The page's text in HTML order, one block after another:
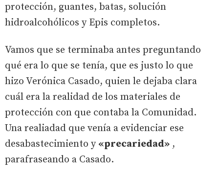
protección, guantes, batas, solución
hidroalcohólicos y Epis completos.
Vamos que se terminaba antes preguntando
qué era lo que se tenía, que es justo lo que
hizo Verónica Casado, quien le dejaba clara
cuál era la realidad de los materiales de
protección con que contaba la Comunidad.
Una realiadad que venía a evidenciar ese
desabastecimiento y «precariedad» ,
parafraseando a Casado.